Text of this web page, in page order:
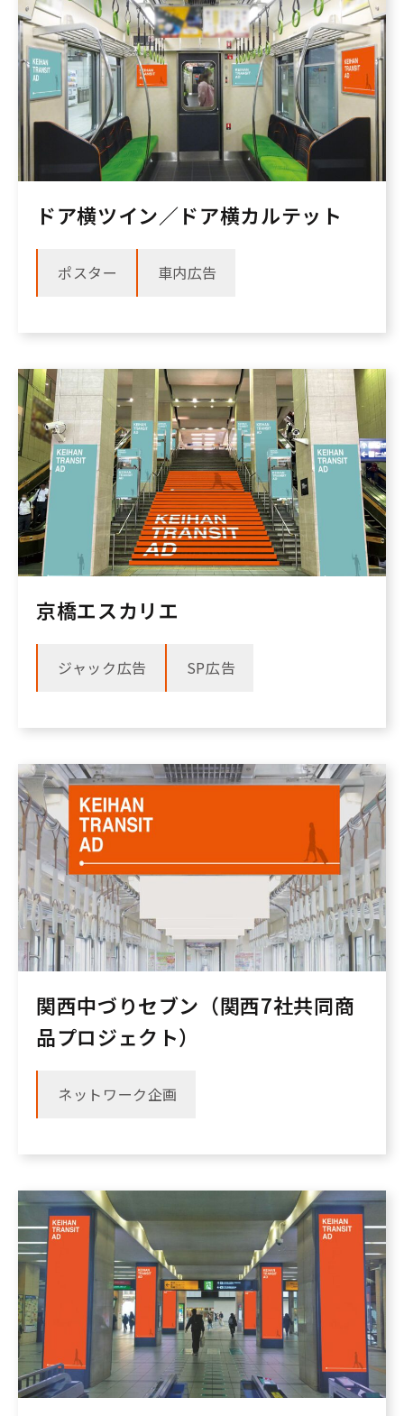
ドア横ツイン／ドア横カルテット
ポスター 車内広告
京橋エスカリエ
ジャック広告 SP広告
関西中づりセブン（関西7社共同商
品プロジェクト）
ネットワーク企画